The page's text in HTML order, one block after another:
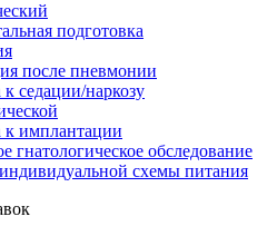
подготовка
после пневмонии
седации/наркозу
к имплантации
гнатологическое обследование
индивидуальной схемы питания